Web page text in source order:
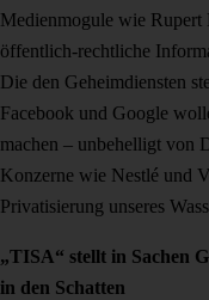
Medienmogule wie
öffentlich-rechtliche
Die den Geheimdiensten
Facebook und Google
machen – unbehelligt von
Konzerne wie Nestlé und
Privatisierung unseres
„TISA“ stellt in Sachen
in den Schatten